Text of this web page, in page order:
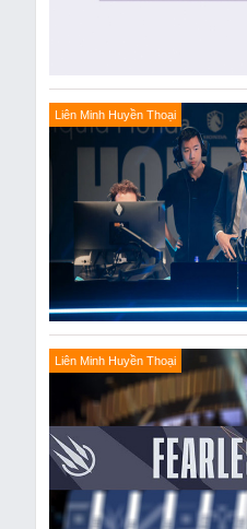
Liên Minh Huyền Thoại
Liên Minh Huyền Thoại